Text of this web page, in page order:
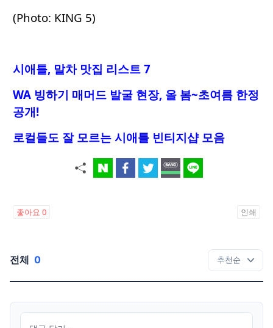
(Photo: KING 5)
시애틀, 말차 맛집 리스트 7
WA 빙하기 매머드 발굴 현장, 올 봄~초여름 한정
공개!
로컬들도 잘 모르는 시애틀 빈티지샵 모음
좋아요 0 인쇄
전체 0